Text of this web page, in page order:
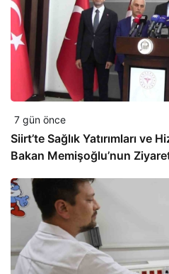
7 gün önce
Siirt’te Sağlık Yatırımları ve
Bakan Memişoğlu’nun